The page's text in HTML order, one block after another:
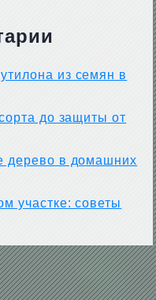
из семян в
до защиты от
дерево в домашних
участке: советы